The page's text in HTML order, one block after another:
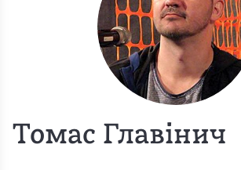
Томас Главінич